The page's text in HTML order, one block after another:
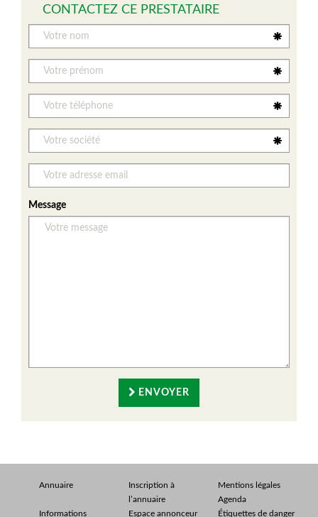
CONTACTEZ CE PRESTATAIRE
Message
ENVOYER
Annuaire
Inscription à
l’annuaire
Mentions légales
Agenda
Informations
Espace annonceur Étiquettes de danger